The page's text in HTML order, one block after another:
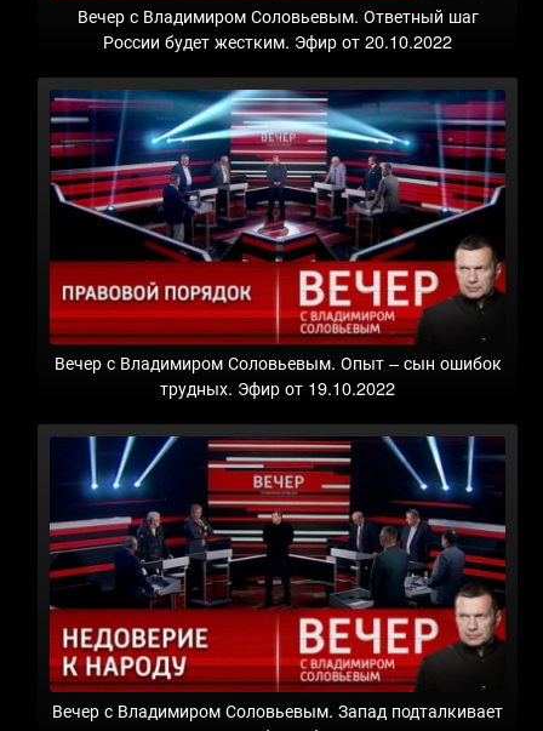
Вечер с Владимиром Соловьевым. Ответный шаг
России будет жестким. Эфир от 20.10.2022
Вечер с Владимиром Соловьевым. Опыт – сын ошибок
трудных. Эфир от 19.10.2022
Вечер с Владимиром Соловьевым. Запад подталкивает